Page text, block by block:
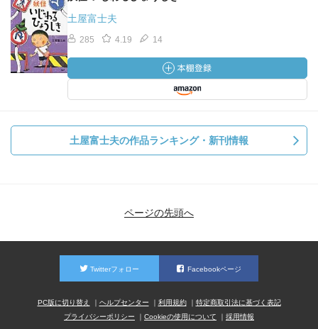
土屋富士夫
285 4.19 14
土屋富士夫の作品ランキング・新刊情報
ページの先頭へ
Twitterフォロー Facebookページ
PC版に切り替え ヘルプセンター 利用規約
特定商取引法に基づく表記
プライバシーポリシー
Cookieの使用について 採用情報